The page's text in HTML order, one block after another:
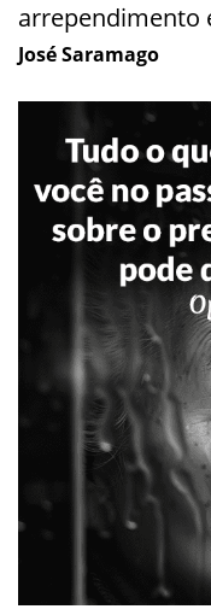
arrependimento
José Saramago